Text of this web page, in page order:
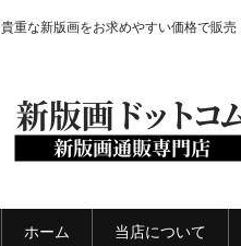
貴重な新版画をお求めやすい価格で販売
ホーム 当店について